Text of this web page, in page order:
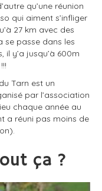
qu’une réunion
qui aiment s’infliger
27 km avec des
se passe dans les
il y’a jusqu’à 600m
Tarn est un
par l’association
chaque année au
a réuni pas moins de
ça ?